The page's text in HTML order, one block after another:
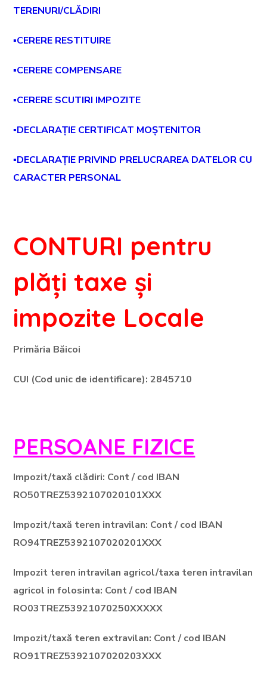
TERENURI/CLĂDIRI
▪CERERE RESTITUIRE
▪CERERE COMPENSARE
▪CERERE SCUTIRI IMPOZITE
▪DECLARAȚIE CERTIFICAT MOȘTENITOR
▪DECLARAȚIE PRIVIND PRELUCRAREA DATELOR CU
CARACTER PERSONAL
CONTURI pentru
plăți taxe și
impozite Locale
Primăria Băicoi
CUI (Cod unic de identificare): 2845710
PERSOANE FIZICE
Impozit/taxă clădiri: Cont / cod IBAN
RO50TREZ5392107020101XXX
Impozit/taxă teren intravilan: Cont / cod IBAN
RO94TREZ5392107020201XXX
Impozit teren intravilan agricol/taxa teren intravilan
agricol in folosinta: Cont / cod IBAN
RO03TREZ53921070250XXXXX
Impozit/taxă teren extravilan: Cont / cod IBAN
RO91TREZ5392107020203XXX